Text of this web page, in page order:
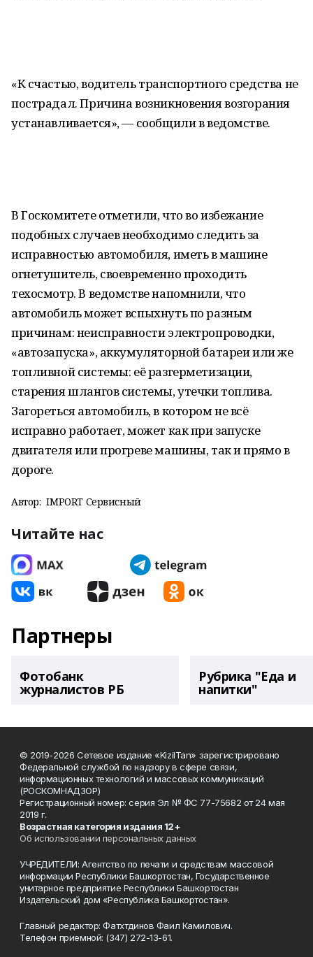
«К счастью, водитель транспортного средства не
пострадал. Причина возникновения возгорания
устанавливается», — сообщили в ведомстве.
В Госкомитете отметили, что во избежание
подобных случаев необходимо следить за
исправностью автомобиля, иметь в машине
огнетушитель, своевременно проходить
техосмотр. В ведомстве напомнили, что
автомобиль может вспыхнуть по разным
причинам: неисправности электропроводки,
«автозапуска», аккумуляторной батареи или же
топливной системы: её разгерметизации,
старения шлангов системы, утечки топлива.
Загореться автомобиль, в котором не всё
исправно работает, может как при запуске
двигателя или прогреве машины, так и прямо в
дороге.
Автор: IMPORT Сервисный
Читайте нас
Партнеры
Фотобанк
журналистов РБ
Рубрика "Еда и
напитки"
© 2019-2026 Сетевое издание «KizilTan» зарегистрировано
Федеральной службой по надзору в сфере связи,
информационных технологий и массовых коммуникаций
(РОСКОМНАДЗОР)
Регистрационный номер: серия Эл № ФС 77-75682 от 24 мая
2019 г.
Возрастная категория издания 12+
Об использовании персональных данных
УЧРЕДИТЕЛИ: Агентство по печати и средствам массовой
информации Республики Башкортостан, Государственное
унитарное предприятие Республики Башкортостан
Издательский дом «Республика Башкортостан».
Главный редактор: Фатхтдинов Фаил Камилович.
Телефон приемной: (347) 272-13-61.